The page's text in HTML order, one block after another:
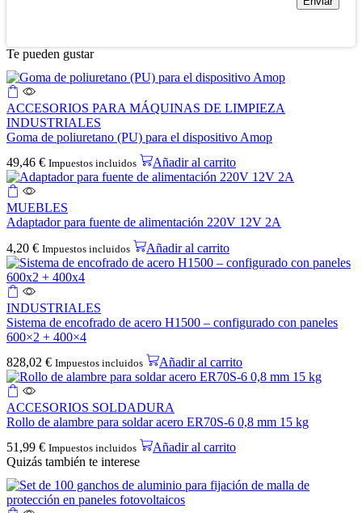
Te pueden gustar
ACCESORIOS PARA MÁQUINAS DE LIMPIEZA
INDUSTRIALES
Goma de poliuretano (PU) para el dispositivo Amop
49,46 € Impuestos incluidos Añadir al carrito
MUEBLES
Adaptador para fuente de alimentación 220V 12V 2A
4,20 € Impuestos incluidos Añadir al carrito
INDUSTRIALES
Sistema de encofrado de acero H1500 – configurado con paneles
600×2 + 400×4
828,02 € Impuestos incluidos Añadir al carrito
ACCESORIOS SOLDADURA
Rollo de alambre para soldar acero ER70S-6 0,8 mm 15 kg
51,99 € Impuestos incluidos
Añadir al carrito
Quizás también te interese